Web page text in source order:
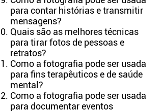
para contar histórias e transmitir
mensagens?
Quais são as melhores técnicas
para tirar fotos de pessoas e
retratos?
Como a fotografia pode ser usada
para fins terapêuticos e de saúde
mental?
Como a fotografia pode ser usada
para documentar eventos